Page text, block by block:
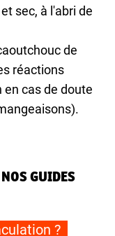
sec, à l'abri de
de
réactions
cas de doute
GUIDES
?